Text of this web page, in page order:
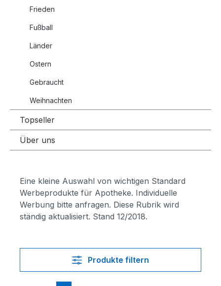
Frieden
Fußball
Länder
Ostern
Gebraucht
Weihnachten
Topseller
Über uns
Eine kleine Auswahl von wichtigen Standard
Werbeprodukte für Apotheke. Individuelle
Werbung bitte anfragen. Diese Rubrik wird
ständig aktualisiert. Stand 12/2018.
Produkte filtern